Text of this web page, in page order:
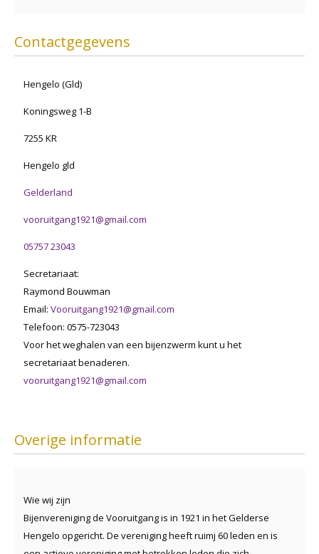
Contactgegevens
Hengelo (Gld)
Koningsweg 1-B
7255 KR
Hengelo gld
Gelderland
vooruitgang1921@gmail.com
05757 23043
Secretariaat:
Raymond Bouwman
Email: Vooruitgang1921@gmail.com
Telefoon: 0575-723043
Voor het weghalen van een bijenzwerm kunt u het
secretariaat benaderen.
vooruitgang1921@gmail.com
Overige informatie
Wie wij zijn
Bijenvereniging de Vooruitgang is in 1921 in het Gelderse
Hengelo opgericht. De vereniging heeft ruimj 60 leden en is